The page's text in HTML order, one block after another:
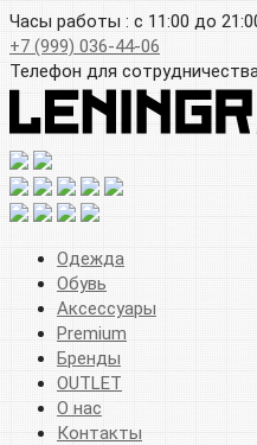
Часы работы : с 11:00 до
+7 (999) 036-44-06
Телефон для
Одежда
Обувь
Аксессуары
Premium
Бренды
OUTLET
О нас
Контакты